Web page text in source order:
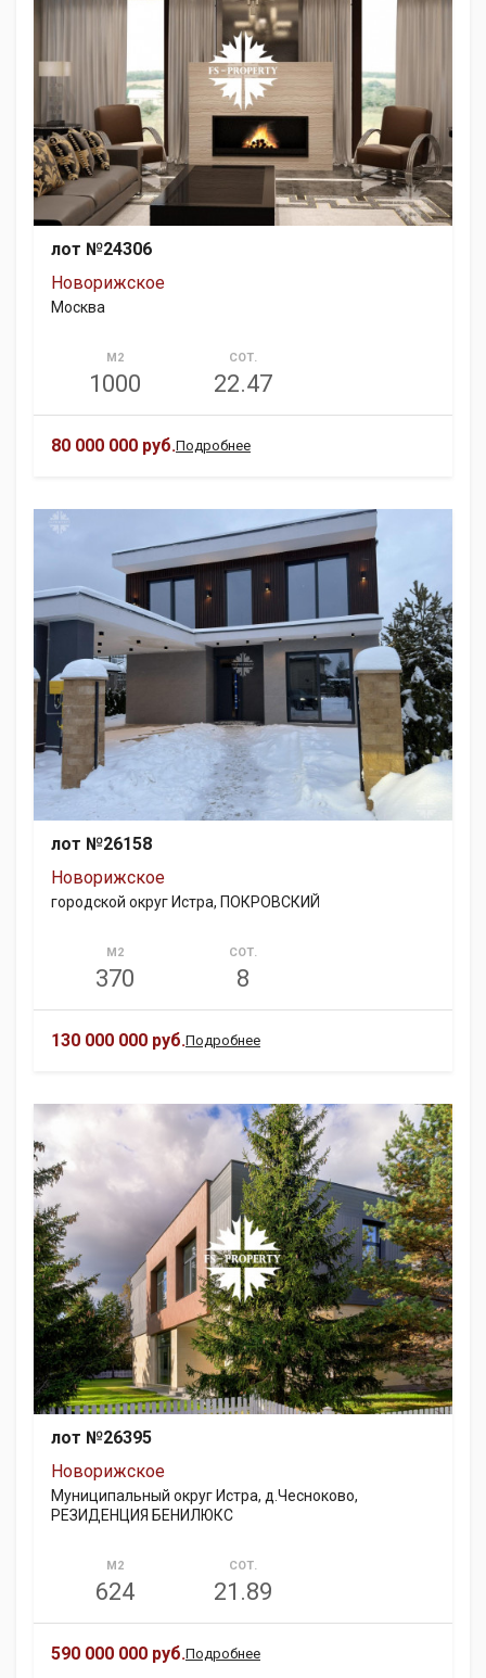
лот №24306
Новорижское
Москва
М2
1000
СОТ.
22.47
80 000 000 руб.Подробнее
лот №26158
Новорижское
городской округ Истра, ПОКРОВСКИЙ
М2
370
СОТ.
8
130 000 000 руб.Подробнее
лот №26395
Новорижское
Муниципальный округ Истра, д.Чесноково,
РЕЗИДЕНЦИЯ БЕНИЛЮКС
М2
624
СОТ.
21.89
590 000 000 руб.Подробнее